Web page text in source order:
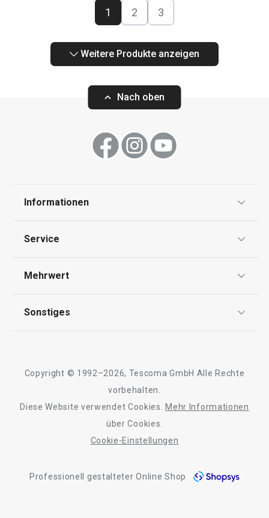
1 2 3
Weitere Produkte anzeigen
Nach oben
Informationen
Impressum
Service
Kontaktformular
Mehrwert
Qualität
Sonstiges
Barrierefreiheit
Copyright © 1992–2026, Tescoma GmbH Alle Rechte
vorbehalten.
Diese Website verwendet Cookies.
Mehr Informationen
über Cookies.
Cookie-Einstellungen
Professionell gestalteter Online Shop